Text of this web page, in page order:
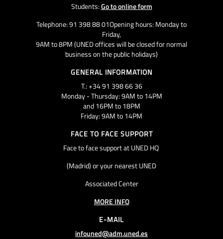
Students:Go to online form
Telephone: 91 398 88 01Opening hours: Monday to
Friday,
9AM to 8PM (UNED offices will be closed for normal
business on the public holidays)
GENERAL INFORMATION
T.: +34 91 398 66 36
Monday - Thursday: 9AM to 14PM
and 16PM to 18PM
Friday: 9AM to 14PM
FACE TO FACE SUPPORT
Face to face support at UNED HQ
(Madrid) or your nearest UNED
Associated Center
MORE INFO
E-MAIL
infouned@adm.uned.es